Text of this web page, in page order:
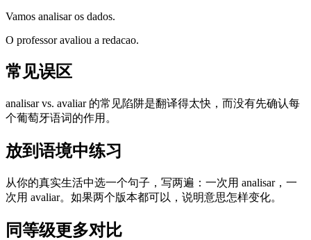
Vamos analisar os dados.
O professor avaliou a redacao.
常见误区
analisar vs. avaliar 的常见陷阱是翻译得太快，而没有先确认每
个葡萄牙语词的作用。
放到语境中练习
从你的真实生活中选一个句子，写两遍：一次用 analisar，一
次用 avaliar。如果两个版本都可以，说明意思怎样变化。
同等级更多对比